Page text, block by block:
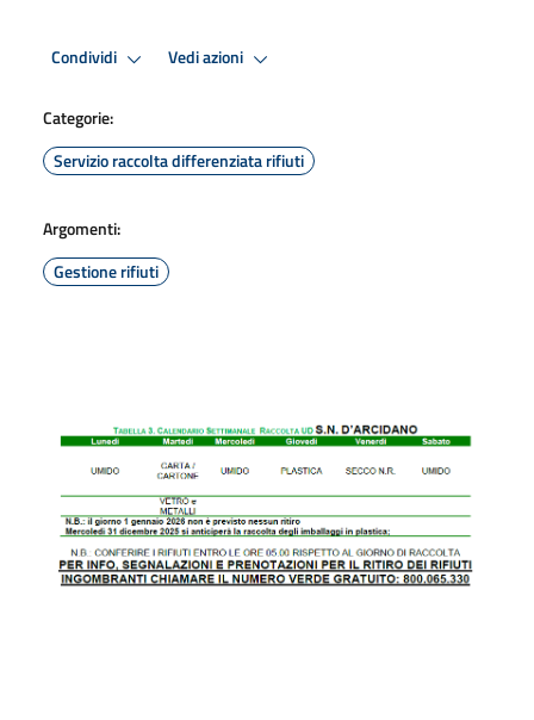
Condividi Vedi azioni
Categorie:
Servizio raccolta differenziata rifiuti
Argomenti:
Gestione rifiuti